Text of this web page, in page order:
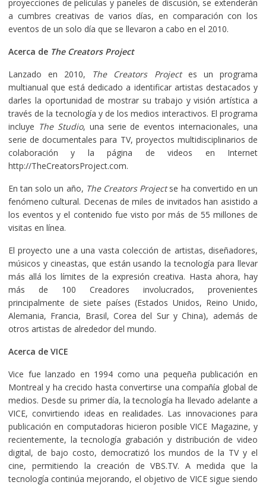
proyecciones de películas y paneles de discusión, se extenderán
a cumbres creativas de varios días, en comparación con los
eventos de un solo día que se llevaron a cabo en el 2010.
Acerca de The Creators Project
Lanzado en 2010, The Creators Projectes un programa
multianual que está dedicado a identificar artistas destacados y
darles la oportunidad de mostrar su trabajo y visión artística a
través de la tecnología y de los medios interactivos. El programa
incluye The Studio, una serie de eventos internacionales, una
serie de documentales para TV, proyectos multidisciplinarios de
colaboración y la página de videos en Internet
http://TheCreatorsProject.com.
En tan solo un año, The Creators Projectse ha convertido en un
fenómeno cultural. Decenas de miles de invitados han asistido a
los eventos y el contenido fue visto por más de 55 millones de
visitas en línea.
El proyecto une a una vasta colección de artistas, diseñadores,
músicos y cineastas, que están usando la tecnología para llevar
más allá los límites de la expresión creativa. Hasta ahora, hay
más de 100 Creadores involucrados, provenientes
principalmente de siete países (Estados Unidos, Reino Unido,
Alemania, Francia, Brasil, Corea del Sur y China), además de
otros artistas de alrededor del mundo.
Acerca de VICE
Vice fue lanzado en 1994 como una pequeña publicación en
Montreal y ha crecido hasta convertirse una compañía global de
medios. Desde su primer día, la tecnología ha llevado adelante a
VICE, convirtiendo ideas en realidades. Las innovaciones para
publicación en computadoras hicieron posible VICE Magazine, y
recientemente, la tecnología grabación y distribución de video
digital, de bajo costo, democratizó los mundos de la TV y el
cine, permitiendo la creación de VBS.TV. A medida que la
tecnología continúa mejorando, el objetivo de VICE sigue siendo